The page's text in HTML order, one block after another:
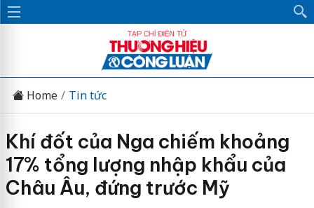
Home Tin tức
Khí đốt của Nga chiếm khoảng
17% tổng lượng nhập khẩu của
Châu Âu, đứng trước Mỹ